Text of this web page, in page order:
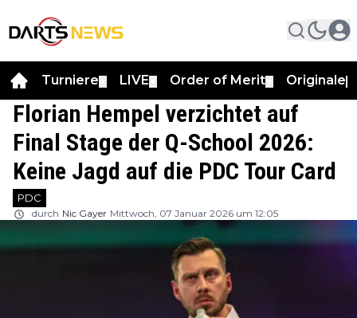
Turniere LIVE Order of Merit Originale
Florian Hempel verzichtet auf
Final Stage der Q-School 2026:
Keine Jagd auf die PDC Tour Card
PDC
durch Nic Gayer Mittwoch, 07 Januar 2026 um 12:05